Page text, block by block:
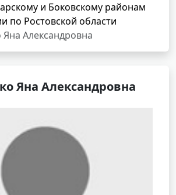
и Боковскому районам
по Ростовской области
Александровна
Яна Александровна